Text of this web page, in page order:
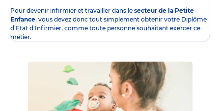
Pour devenir infirmier et travailler dans le secteur de la Petite
Enfance, vous devez donc tout simplement obtenir votre Diplôme
d’Etat d'Infirmier, comme toute personne souhaitant exercer ce
métier.